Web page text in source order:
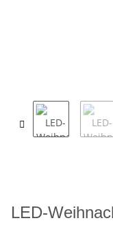
LED-